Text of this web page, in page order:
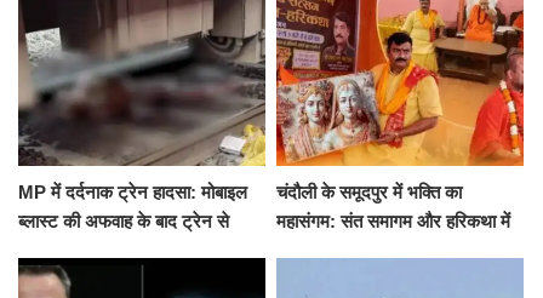
के घाट
MP में दर्दनाक ट्रेन हादसा: मोबाइल
ब्लास्ट की अफवाह के बाद ट्रेन से
रौंदा, 4 की मौत
चंदौली के समूदपुर में भक्ति का
महासंगम: संत समागम और हरिकथा में